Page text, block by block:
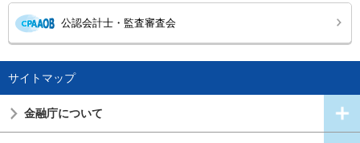
公認会計士・監査審査会
サイトマップ
金融庁について